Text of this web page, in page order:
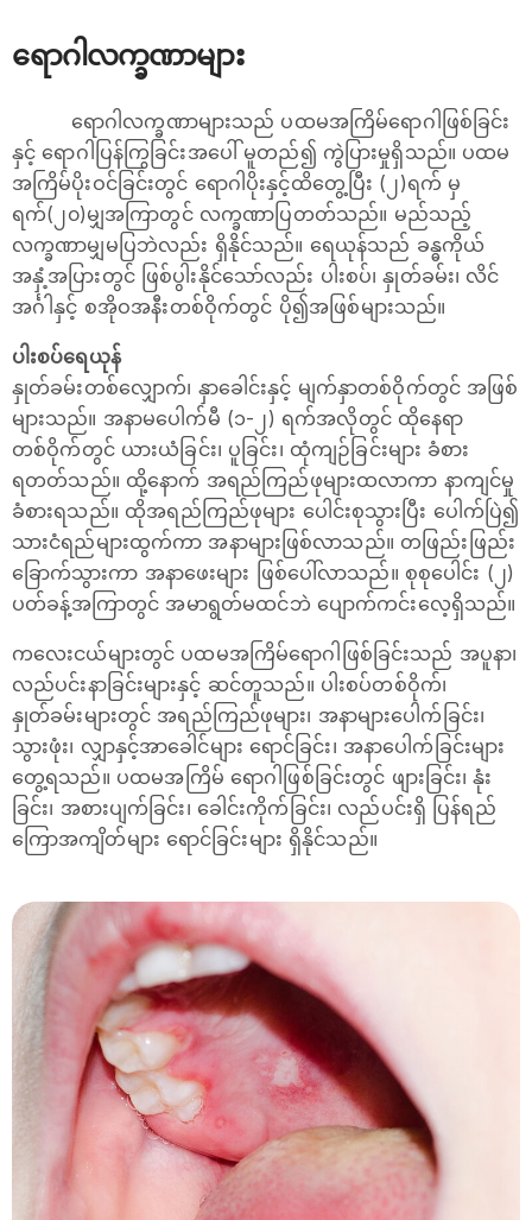
ရောဂါလက္ခဏာများ
ရောဂါလက္ခဏာများသည် ပထမအကြိမ်ရောဂါဖြစ်ခြင်း
နှင့် ရောဂါပြန်ကြွခြင်းအပေါ် မူတည်၍ ကွဲပြားမှုရှိသည်။ ပထမ
အကြိမ်ပိုးဝင်ခြင်းတွင် ရောဂါပိုးနှင့်ထိတွေ့ပြီး (၂)ရက် မှ
ရက်(၂၀)မျှအကြာတွင် လက္ခဏာပြတတ်သည်။ မည်သည့်
လက္ခဏာမျှမပြဘဲလည်း ရှိနိုင်သည်။ ရေယုန်သည် ခန္ဓကိုယ်
အနှံ့အပြားတွင် ဖြစ်ပွါးနိုင်သော်လည်း ပါးစပ်၊ နှုတ်ခမ်း၊ လိင်
အင်္ဂါနှင့် စအိုဝအနီးတစ်ဝိုက်တွင် ပို၍အဖြစ်များသည်။
ပါးစပ်ရေယုန်
နှုတ်ခမ်းတစ်လျှောက်၊ နှာခေါင်းနှင့် မျက်နှာတစ်ဝိုက်တွင် အဖြစ်
များသည်။ အနာမပေါက်မီ (၁-၂) ရက်အလိုတွင် ထိုနေရာ
တစ်ဝိုက်တွင် ယားယံခြင်း၊ ပူခြင်း၊ ထုံကျဉ်ခြင်းများ ခံစား
ရတတ်သည်။ ထို့နောက် အရည်ကြည်ဖုများထလာကာ နာကျင်မှု
ခံစားရသည်။ ထိုအရည်ကြည်ဖုများ ပေါင်းစုသွားပြီး ပေါက်ပြဲ၍
သားငံရည်များထွက်ကာ အနာများဖြစ်လာသည်။ တဖြည်းဖြည်း
ခြောက်သွားကာ အနာဖေးများ ဖြစ်ပေါ်လာသည်။ စုစုပေါင်း (၂)
ပတ်ခန့်အကြာတွင် အမာရွတ်မထင်ဘဲ ပျောက်ကင်းလေ့ရှိသည်။
ကလေးငယ်များတွင် ပထမအကြိမ်ရောဂါဖြစ်ခြင်းသည် အပူနာ၊
လည်ပင်းနာခြင်းများနှင့် ဆင်တူသည်။ ပါးစပ်တစ်ဝိုက်၊
နှုတ်ခမ်းများတွင် အရည်ကြည်ဖုများ၊ အနာများပေါက်ခြင်း၊
သွားဖုံး၊ လျှာနှင့်အာခေါင်များ ရောင်ခြင်း၊ အနာပေါက်ခြင်းများ
တွေ့ရသည်။ ပထမအကြိမ် ရောဂါဖြစ်ခြင်းတွင် ဖျားခြင်း၊ နုံး
ခြင်း၊ အစားပျက်ခြင်း၊ ခေါင်းကိုက်ခြင်း၊ လည်ပင်းရှိ ပြန်ရည်
ကြောအကျိတ်များ ရောင်ခြင်းများ ရှိနိုင်သည်။